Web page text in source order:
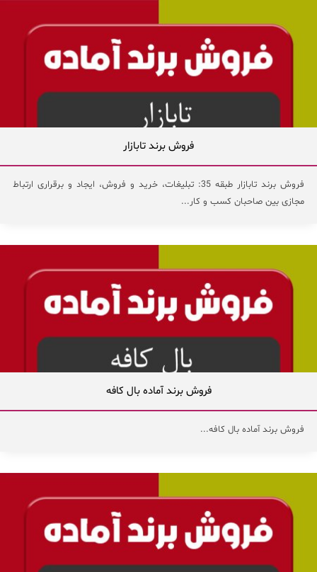
فروش برند تابازار
فروش برند تابازار طبقه 35: تبلیغات، خرید و فروش، ایجاد و برقراری ارتباط
مجازی بین صاحبان کسب و کار...
فروش برند آماده بال کافه
فروش برند آماده بال کافه...